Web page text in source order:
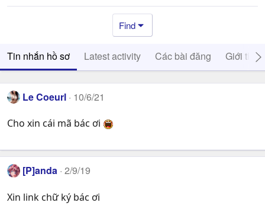
Find
Tin nhắn hồ sơ Latest activity Các bài đăng Giới thiệu
Le Coeurl 10/6/21
Cho xin cái mã bác ơi
[P]anda 2/9/19
Xin link chữ ký bác ơi